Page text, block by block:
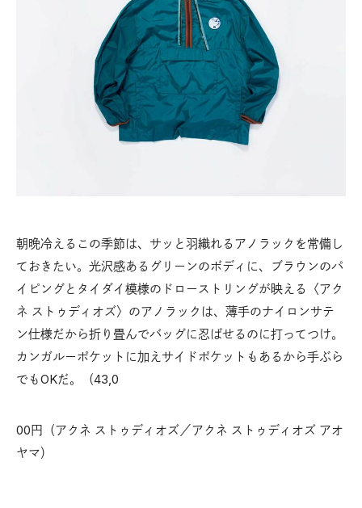
朝晩冷えるこの季節は、サッと羽織れるアノラックを常備し
ておきたい。光沢感あるグリーンのボディに、ブラウンのパ
イピングとタイダイ模様のドローストリングが映える〈アク
ネ ストゥディオズ〉のアノラックは、薄手のナイロンサテ
ン仕様だから折り畳んでバッグに忍ばせるのに打ってつけ。
カンガルーポケットに加えサイドポケットもあるから手ぶら
でもOKだ。（43,0
00円（アクネ ストゥディオズ／アクネ ストゥディオズ アオ
ヤマ）